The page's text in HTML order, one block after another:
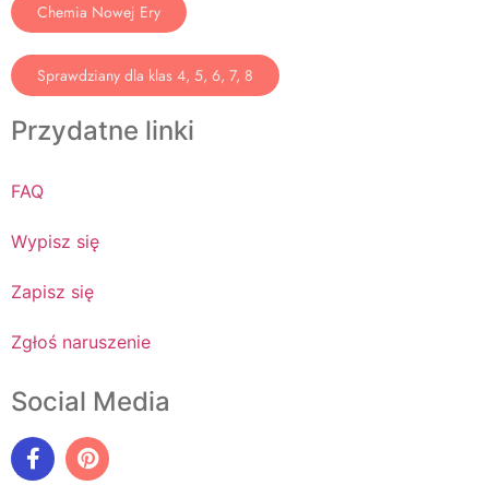
Chemia Nowej Ery
Sprawdziany dla klas 4, 5, 6, 7, 8
Przydatne linki
FAQ
Wypisz się
Zapisz się
Zgłoś naruszenie
Social Media